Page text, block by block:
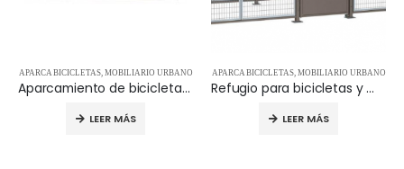
APARCA BICICLETAS, MOBILIARIO URBANO
Aparcamiento de bicicletas Ona – 14.02.401
LEER MÁS
APARCA BICICLETAS, MOBILIARIO URBANO
Refugio para bicicletas y motos XL – APR529096
LEER MÁS